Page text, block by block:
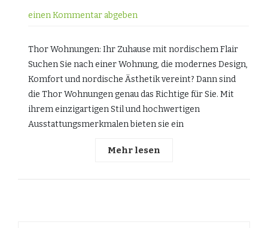
einen Kommentar abgeben
Thor Wohnungen: Ihr Zuhause mit nordischem Flair
Suchen Sie nach einer Wohnung, die modernes Design,
Komfort und nordische Ästhetik vereint? Dann sind
die Thor Wohnungen genau das Richtige für Sie. Mit
ihrem einzigartigen Stil und hochwertigen
Ausstattungsmerkmalen bieten sie ein
Mehr lesen